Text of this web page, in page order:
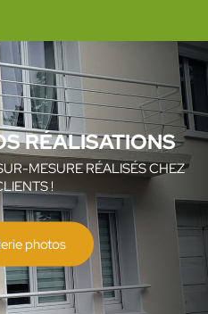
RÉALISATIONS
MESURE RÉALISÉS CHEZ
!
photos